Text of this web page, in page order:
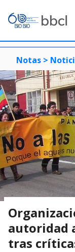
Notas >
autoridad
tras